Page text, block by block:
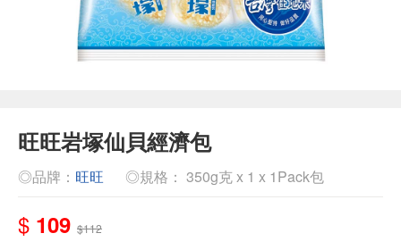
旺旺岩塚仙貝經濟包
◎品牌： 旺旺 ◎規格： 350g克 x 1 x 1Pack包
$ 109 $112